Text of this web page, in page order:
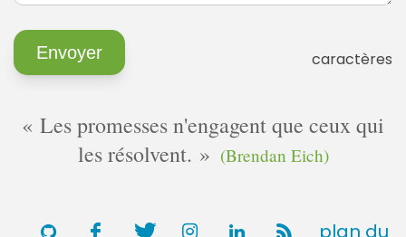
caractères
Les promesses n'engagent que ceux qui
les résolvent.
(Brendan Eich)
plan du